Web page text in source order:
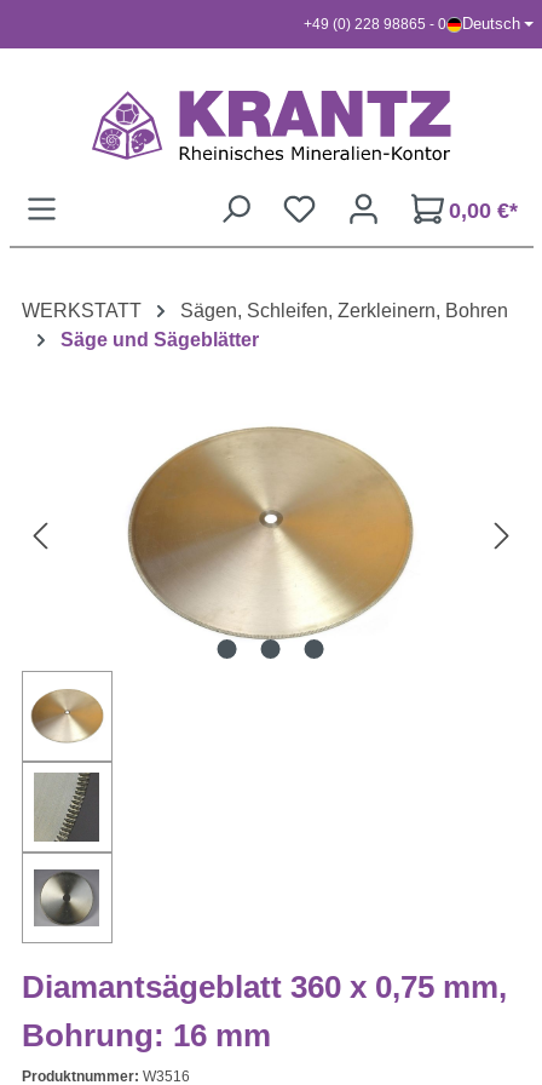
+49 (0) 228 98865 - 0 Deutsch
0,00 €*
WERKSTATT
Sägen, Schleifen, Zerkleinern, Bohren
Säge und Sägeblätter
Diamantsägeblatt 360 x 0,75 mm,
Bohrung: 16 mm
Produktnummer: W3516